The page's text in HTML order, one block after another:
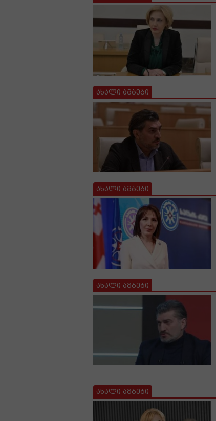
ახალი ამბები
ახალი ამბები
ახალი ამბები
ახალი ამბები